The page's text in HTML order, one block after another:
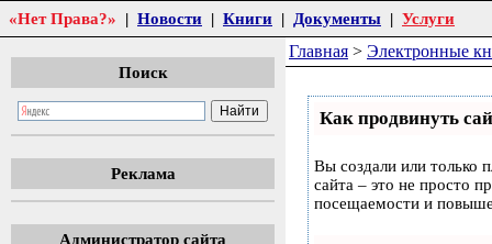
«Нет Права?» | Новости | Книги | Документы | Услуги
Поиск
Реклама
Администратор сайта
Главная > Электронные
Как продвинуть
Вы создали или только
сайта – это не просто
посещаемости и